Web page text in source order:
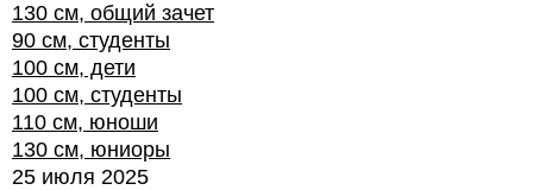
130 см, общий зачет
90 см, студенты
100 см, дети
100 см, студенты
110 см, юноши
130 см, юниоры
25 июля 2025